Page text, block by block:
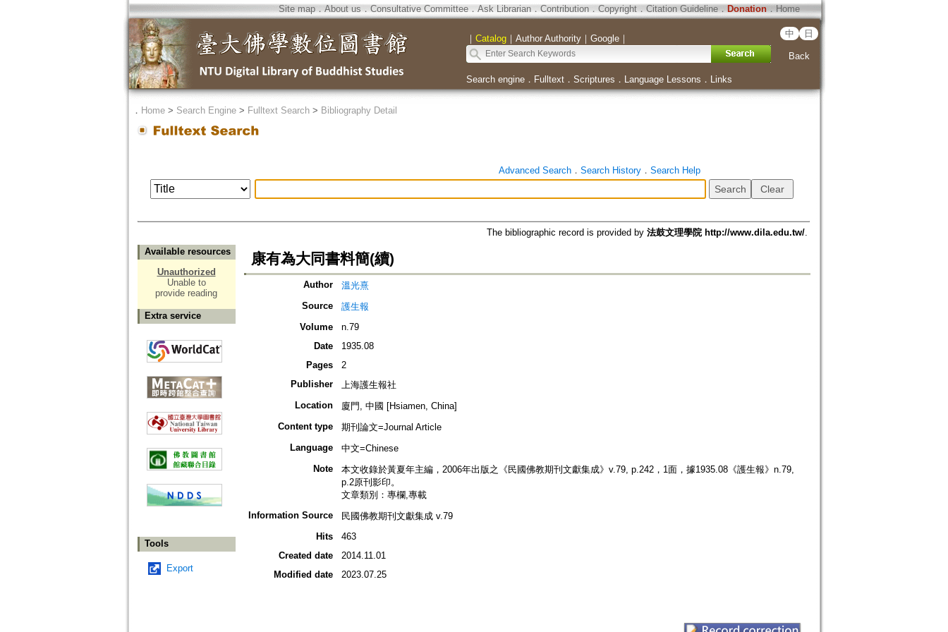
Site map．About us ． Consultative Committee． Ask Librarian． Contribution．Copyright．Citation Guideline． Donation．Home
｜ Catalog｜ Author Authority｜ Google｜ 中 日
Back
Search engine． Fulltext． Scriptures ． Language Lessons ． Links
． Home> Search Engine> Fulltext Search> Bibliography Detail
Advanced Search． Search History． Search Help
The bibliographic record is provided by 法鼓文理學院 http://www.dila.edu.tw/.
Available resources
Unauthorized
Unable to
provide reading
Extra service
Tools
Export
康有為大同書料簡(續)
Author
溫光熹
Source
護生報
Volume
n.79
Date
1935.08
Pages
2
Publisher
上海護生報社
Location
廈門, 中國 [Hsiamen, China]
Content type
期刊論文=Journal Article
Language
中文=Chinese
Note
本文收錄於黃夏年主編，2006年出版之《民國佛教期刊文獻集成》v.79, p.242，1面，據1935.08《護生報》n.79,
p.2原刊影印。
文章類別：專欄,專載
Information Source
民國佛教期刊文獻集成 v.79
Hits
463
Created date
2014.11.01
Modified date
2023.07.25